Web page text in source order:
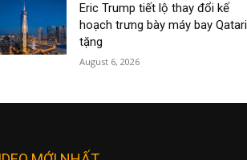
Eric Trump tiết lộ thay đổi kế
hoạch trưng bày máy bay Qatari
tặng
August 6, 2026